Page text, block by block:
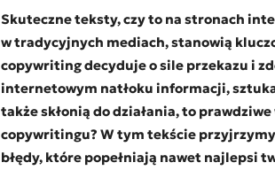
Skuteczne teksty, czy to na stronach
w tradycyjnych mediach, stanowią
copywriting decyduje o sile przekazu i
internetowym natłoku informacji,
także skłonią do działania, to
copywritingu? W tym tekście
błędy, które popełniają nawet najlepsi